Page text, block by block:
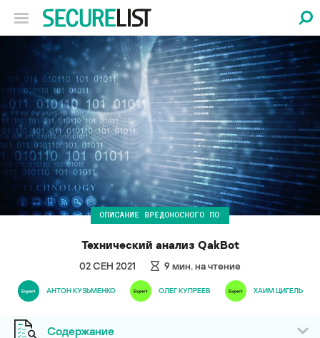
ОПИСАНИЕ ВРЕДОНОСНОГО ПО
Технический анализ QakBot
02 СЕН 2021 9 мин. на чтение
АНТОН КУЗЬМЕНКО ОЛЕГ КУПРЕЕВ ХАИМ ЦИГЕЛЬ
Содержание